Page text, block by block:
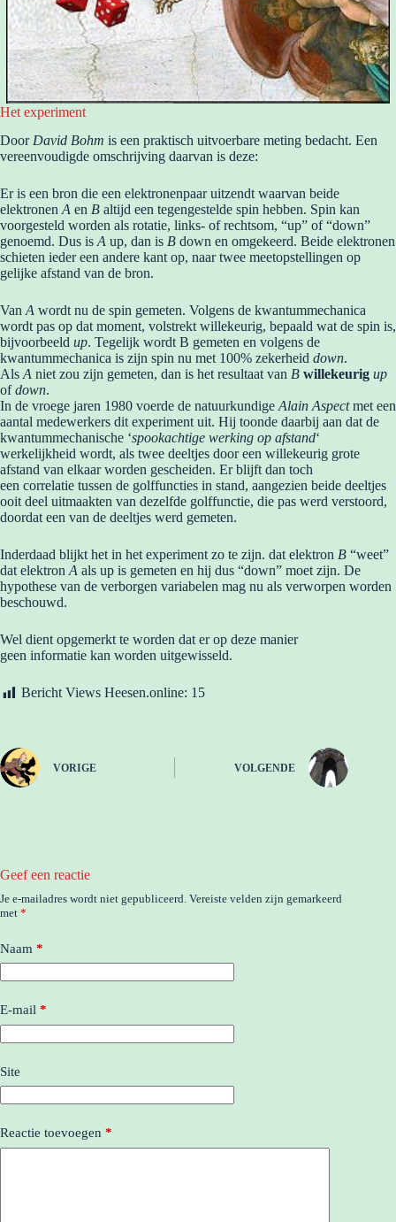
Het experiment
DoorDavid Bohm is een praktisch uitvoerbare meting bedacht. Een
vereenvoudigde omschrijving daarvan is deze:
Er is een bron die een elektronenpaar uitzendt waarvan beide
elektronenA en B altijd een tegengestelde spin hebben. Spin kan
voorgesteld worden als rotatie, links- of rechtsom, “up” of “down”
genoemd. Dus isA up, dan is B down en omgekeerd. Beide elektronen
schieten ieder een andere kant op, naar twee meetopstellingen op
gelijke afstand van de bron.
VanA wordt nu de spin gemeten. Volgens de kwantummechanica
wordt pas op dat moment, volstrekt willekeurig, bepaald wat de spin is,
bijvoorbeeld up. Tegelijk wordt B gemeten en volgens de
kwantummechanica is zijn spin nu met 100% zekerheid down.
AlsA niet zou zijn gemeten, dan is het resultaat van B willekeurig up
ofdown.
In de vroege jaren 1980 voerde de natuurkundigeAlain Aspectmet een
aantal medewerkers dit experiment uit. Hij toonde daarbij aan dat de
kwantummechanische ‘spookachtige werking op afstand‘
werkelijkheid wordt, als twee deeltjes door een willekeurig grote
afstand van elkaar worden gescheiden. Er blijft dan toch
een correlatie tussen de golffuncties in stand, aangezien beide deeltjes
ooit deel uitmaakten van dezelfde golffunctie, die pas werd verstoord,
doordat een van de deeltjes werd gemeten.
Inderdaad blijkt het in het experiment zo te zijn. dat elektron B “weet”
dat elektronA als up is gemeten en hij dus “down” moet zijn. De
hypothese van de verborgen variabelen mag nu als verworpen worden
beschouwd.
Wel dient opgemerkt te worden dat er op deze manier
geen informatie kan worden uitgewisseld.
Bericht Views Heesen.online: 15
VORIGE VOLGENDE
Geef een reactie
Je e-mailadres wordt niet gepubliceerd. Vereiste velden zijn gemarkeerd
met *
Naam *
E-mail *
Site
Reactie toevoegen *